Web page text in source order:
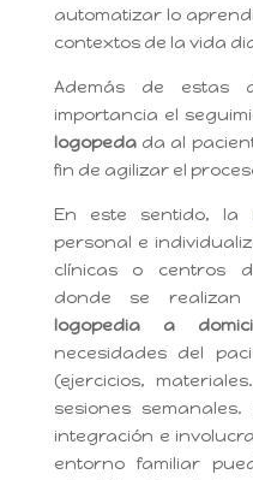
automatizar lo
contextos de la vida
Además de estas
importancia el
logopedada al
fin de agilizar el
En este sentido, la
personal e
clínicas o centros
donde se
logopedia a
necesidades del
(ejercicios,
sesiones
integración e
entorno familiar